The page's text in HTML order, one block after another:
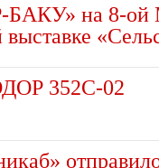
на 8-ой
352С-02